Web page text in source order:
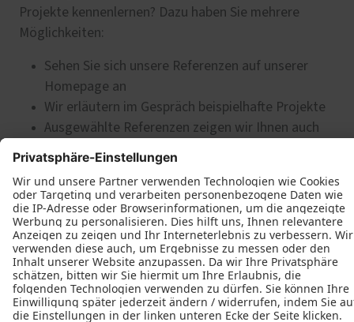
Projekte kennenlernen? Dazu haben Sie mehrere
Möglichkeiten:
Sehen Sie sich unsere Referenzen auf unserer
Homepage an
Wir erläutern im Gespräch beispielhafte Projekte
Ausgewählte Referenzen zeigen wir Ihnen auch
vereinbaren Sie einen Termin
Theo Wördemann
Milter Str. 1
48336 Sassenberg